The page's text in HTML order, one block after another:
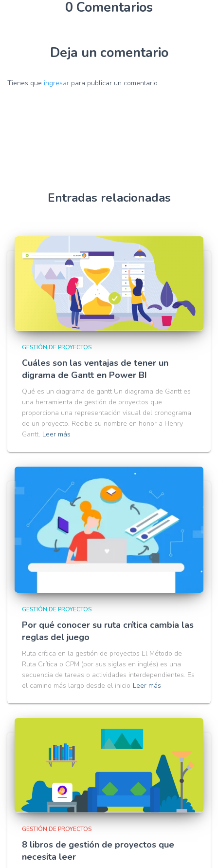
0 Comentarios
Deja un comentario
Tienes que ingresar para publicar un comentario.
Entradas relacionadas
GESTIÓN DE PROYECTOS
Cuáles son las ventajas de tener un
digrama de Gantt en Power BI
Qué es un diagrama de gantt Un diagrama de Gantt es
una herramienta de gestión de proyectos que
proporciona una representación visual del cronograma
de un proyecto. Recibe su nombre en honor a Henry
Gantt, Leer más
GESTIÓN DE PROYECTOS
Por qué conocer su ruta crítica cambia las
reglas del juego
Ruta crítica en la gestión de proyectos El Método de
Ruta Crítica o CPM (por sus siglas en inglés) es una
secuencia de tareas o actividades interdependientes. Es
el camino más largo desde el inicio Leer más
GESTIÓN DE PROYECTOS
8 libros de gestión de proyectos que
necesita leer